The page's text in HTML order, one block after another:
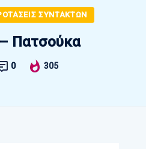
ΣΥΝΤΑΚΤΩΝ
Πατσούκα
0 305